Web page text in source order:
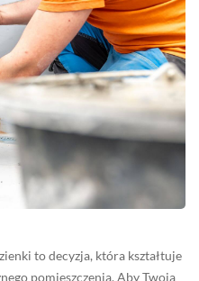
to decyzja, która kształtuje
pomieszczenia. Aby Twoja